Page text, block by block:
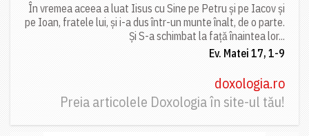
În vremea aceea a luat Iisus cu Sine pe Petru și pe Iacov și
pe Ioan, fratele lui, și i-a dus într-un munte înalt, de o parte.
Și S-a schimbat la față înaintea lor...
Ev. Matei 17, 1-9
doxologia.ro
Preia articolele Doxologia în site-ul tău!